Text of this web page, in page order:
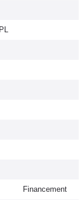
Financement